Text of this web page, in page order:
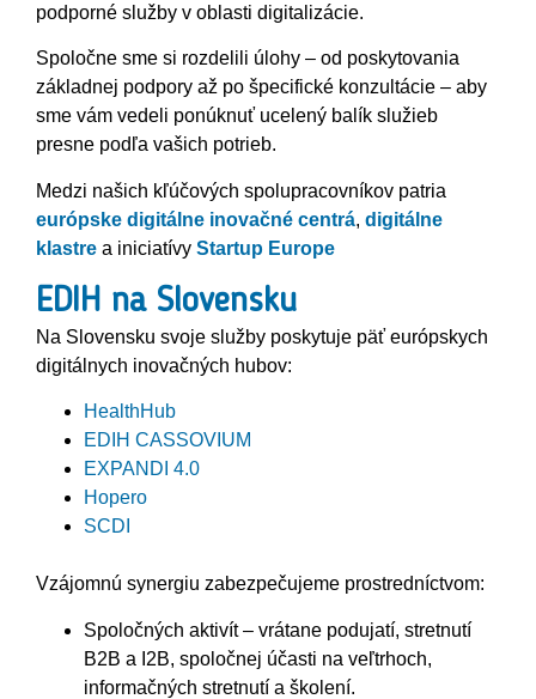
podporné služby v oblasti digitalizácie.
Spoločne sme si rozdelili úlohy – od poskytovania
základnej podpory až po špecifické konzultácie – aby
sme vám vedeli ponúknuť ucelený balík služieb
presne podľa vašich potrieb.
Medzi našich kľúčových spolupracovníkov patria
európske digitálne inovačné centrá, digitálne
klastre a iniciatívy Startup Europe
EDIH na Slovensku
Na Slovensku svoje služby poskytuje päť európskych
digitálnych inovačných hubov:
HealthHub
EDIH CASSOVIUM
EXPANDI 4.0
Hopero
SCDI
Vzájomnú synergiu zabezpečujeme prostredníctvom:
Spoločných aktivít – vrátane podujatí, stretnutí
B2B a I2B, spoločnej účasti na veľtrhoch,
informačných stretnutí a školení.